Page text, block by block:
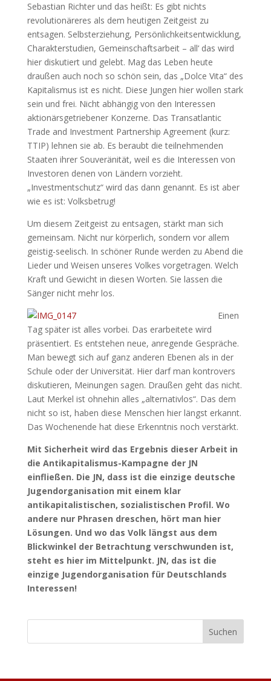
Sebastian Richter und das heißt: Es gibt nichts
revolutionäreres als dem heutigen Zeitgeist zu
entsagen. Selbsterziehung, Persönlichkeitsentwicklung,
Charakterstudien, Gemeinschaftsarbeit – all‘ das wird
hier diskutiert und gelebt. Mag das Leben heute
draußen auch noch so schön sein, das „Dolce Vita“ des
Kapitalismus ist es nicht. Diese Jungen hier wollen stark
sein und frei. Nicht abhängig von den Interessen
aktionärsgetriebener Konzerne. Das Transatlantic
Trade and Investment Partnership Agreement (kurz:
TTIP) lehnen sie ab. Es beraubt die teilnehmenden
Staaten ihrer Souveränität, weil es die Interessen von
Investoren denen von Ländern vorzieht.
„Investmentschutz“ wird das dann genannt. Es ist aber
wie es ist: Volksbetrug!
Um diesem Zeitgeist zu entsagen, stärkt man sich
gemeinsam. Nicht nur körperlich, sondern vor allem
geistig-seelisch. In schöner Runde werden zu Abend die
Lieder und Weisen unseres Volkes vorgetragen. Welch
Kraft und Gewicht in diesen Worten. Sie lassen die
Sänger nicht mehr los.
Einen
Tag später ist alles vorbei. Das erarbeitete wird
präsentiert. Es entstehen neue, anregende Gespräche.
Man bewegt sich auf ganz anderen Ebenen als in der
Schule oder der Universität. Hier darf man kontrovers
diskutieren, Meinungen sagen. Draußen geht das nicht.
Laut Merkel ist ohnehin alles „alternativlos“. Das dem
nicht so ist, haben diese Menschen hier längst erkannt.
Das Wochenende hat diese Erkenntnis noch verstärkt.
Mit Sicherheit wird das Ergebnis dieser Arbeit in
die Antikapitalismus-Kampagne der JN
einfließen. Die JN, dass ist die einzige deutsche
Jugendorganisation mit einem klar
antikapitalistischen, sozialistischen Profil. Wo
andere nur Phrasen dreschen, hört man hier
Lösungen. Und wo das Volk längst aus dem
Blickwinkel der Betrachtung verschwunden ist,
steht es hier im Mittelpunkt. JN, das ist die
einzige Jugendorganisation für Deutschlands
Interessen!